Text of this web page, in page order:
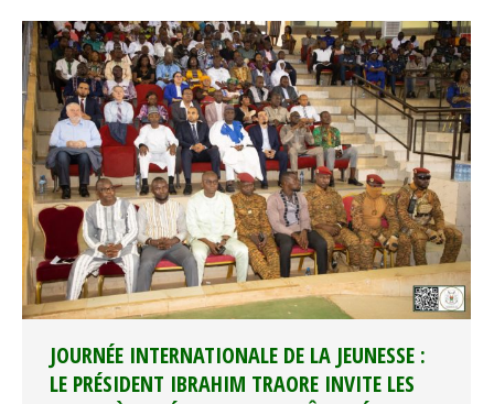
JOURNÉE INTERNATIONALE DE LA JEUNESSE :
LE PRÉSIDENT IBRAHIM TRAORE INVITE LES